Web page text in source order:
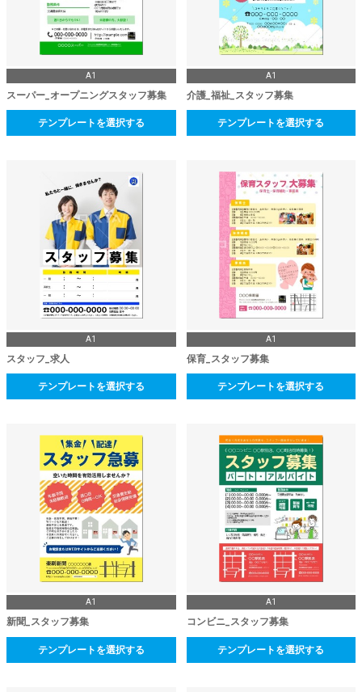
A1
スーパー_オープニングスタッフ募集
テンプレートを選択する
A1
介護_福祉_スタッフ募集
テンプレートを選択する
A1
スタッフ_求人
テンプレートを選択する
A1
保育_スタッフ募集
テンプレートを選択する
A1
新聞_スタッフ募集
テンプレートを選択する
A1
コンビニ_スタッフ募集
テンプレートを選択する